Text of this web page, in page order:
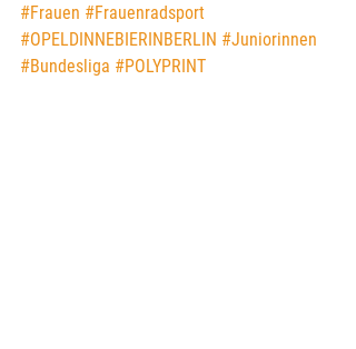
#Frauen #Frauenradsport
#OPELDINNEBIERINBERLIN #Juniorinnen
#Bundesliga #POLYPRINT